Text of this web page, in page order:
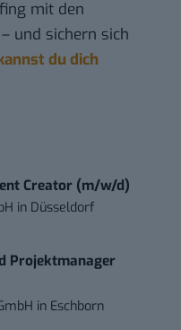
mit den
und sichern sich
du dich
Creator (m/w/d)
in Düsseldorf
Projektmanager
in Eschborn